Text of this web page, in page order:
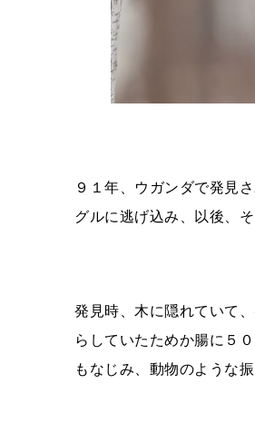
９１年、ウガンダで発見
グルに逃げ込み、以後、
発見時、木に隠れていて
らしていたためか腸に５
もなじみ、動物のような